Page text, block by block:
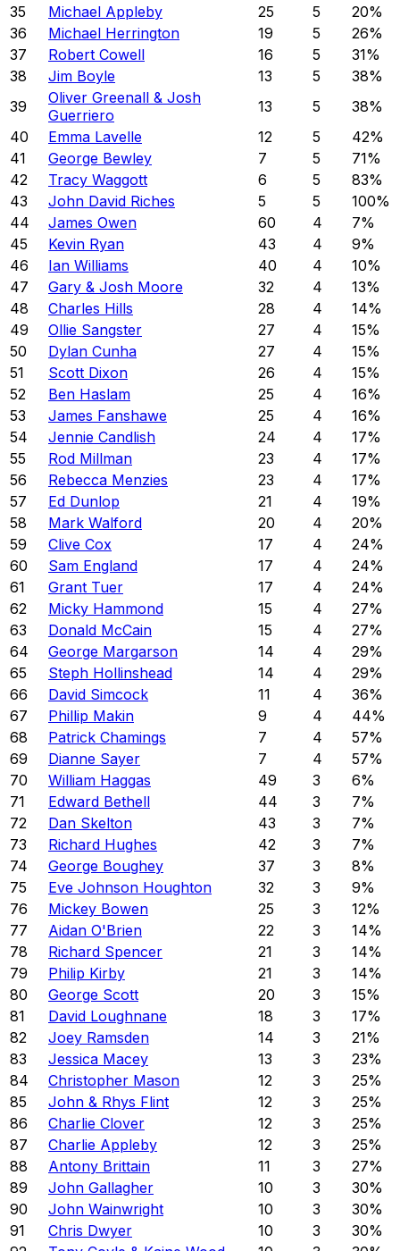
35
Michael Appleby 25 5 20%
36
Michael Herrington 19 5 26%
37
Robert Cowell 16 5 31%
38
Jim Boyle 13 5 38%
39
Oliver Greenall & Josh
Guerriero
13 5 38%
40
Emma Lavelle 12 5 42%
41
George Bewley 7 5 71%
42
Tracy Waggott 6 5 83%
43
John David Riches 5 5 100%
44
James Owen 60 4 7%
45
Kevin Ryan 43 4 9%
46
Ian Williams 40 4 10%
47
Gary & Josh Moore 32 4 13%
48
Charles Hills 28 4 14%
49
Ollie Sangster 27 4 15%
50
Dylan Cunha 27 4 15%
51
Scott Dixon 26 4 15%
52
Ben Haslam 25 4 16%
53
James Fanshawe 25 4 16%
54
Jennie Candlish 24 4 17%
55
Rod Millman 23 4 17%
56
Rebecca Menzies 23 4 17%
57
Ed Dunlop 21 4 19%
58
Mark Walford 20 4 20%
59
Clive Cox 17 4 24%
60
Sam England 17 4 24%
61
Grant Tuer 17 4 24%
62
Micky Hammond 15 4 27%
63
Donald McCain 15 4 27%
64
George Margarson 14 4 29%
65
Steph Hollinshead 14 4 29%
66
David Simcock 11 4 36%
67
Phillip Makin 9 4 44%
68
Patrick Chamings 7 4 57%
69
Dianne Sayer 7 4 57%
70
William Haggas 49 3 6%
71
Edward Bethell 44 3 7%
72
Dan Skelton 43 3 7%
73
Richard Hughes 42 3 7%
74
George Boughey 37 3 8%
75
Eve Johnson Houghton 32 3 9%
76
Mickey Bowen 25 3 12%
77
Aidan O'Brien 22 3 14%
78
Richard Spencer 21 3 14%
79
Philip Kirby 21 3 14%
80
George Scott 20 3 15%
81
David Loughnane 18 3 17%
82
Joey Ramsden 14 3 21%
83
Jessica Macey 13 3 23%
84
Christopher Mason 12 3 25%
85
John & Rhys Flint 12 3 25%
86
Charlie Clover 12 3 25%
87
Charlie Appleby 12 3 25%
88
Antony Brittain 11 3 27%
89
John Gallagher 10 3 30%
90
John Wainwright 10 3 30%
91
Chris Dwyer 10 3 30%